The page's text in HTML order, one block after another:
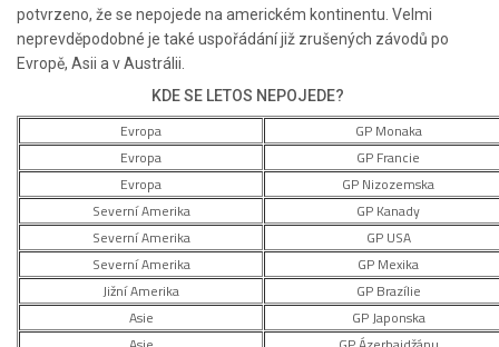
potvrzeno, že se nepojede na americkém kontinentu. Velmi
neprevděpodobné je také uspořádání již zrušených závodů po
Evropě, Asii a v Austrálii.
KDE SE LETOS NEPOJEDE?
Evropa
GP Monaka
Evropa
GP Francie
Evropa
GP Nizozemska
Severní Amerika
GP Kanady
Severní Amerika
GP USA
Severní Amerika
GP Mexika
Jižní Amerika
GP Brazílie
Asie
GP Japonska